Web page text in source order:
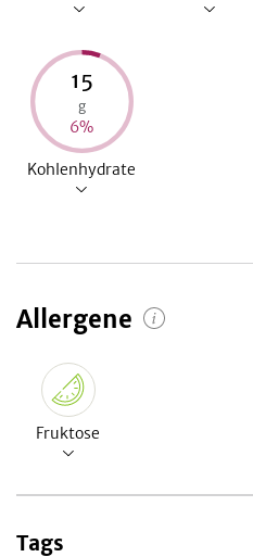
15
g
6%
Kohlenhydrate
Allergene
Fruktose
Tags